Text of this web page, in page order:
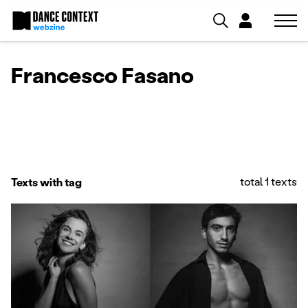
Francesco Fasano
Texts with tag total 1 texts